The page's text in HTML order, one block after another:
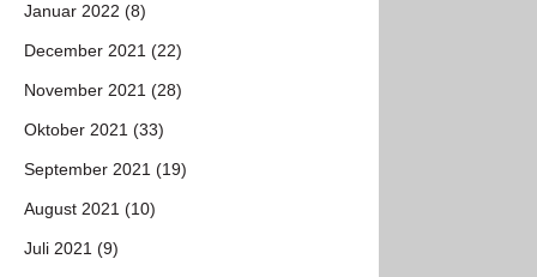
Januar 2022 (8)
December 2021 (22)
November 2021 (28)
Oktober 2021 (33)
September 2021 (19)
August 2021 (10)
Juli 2021 (9)